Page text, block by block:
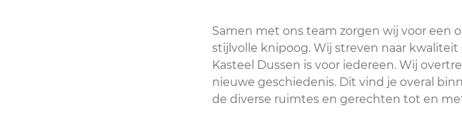
Samen met ons team zorgen wij voor een
stijlvolle knipoog. Wij streven naar
Kasteel Dussen is voor iedereen. Wij
nieuwe geschiedenis. Dit vind je overal
de diverse ruimtes en gerechten tot en